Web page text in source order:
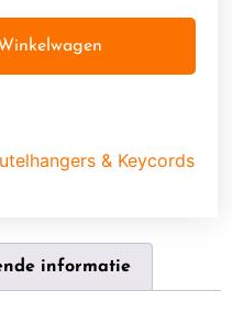
& Keycords
informatie